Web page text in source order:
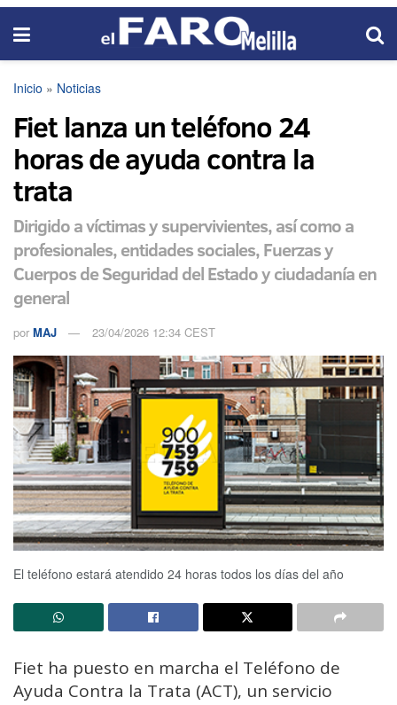
Inicio » Noticias
Fiet lanza un teléfono 24
horas de ayuda contra la
trata
Dirigido a víctimas y supervivientes, así como a
profesionales, entidades sociales, Fuerzas y
Cuerpos de Seguridad del Estado y ciudadanía en
general
por MAJ 23/04/2026 12:34 CEST
El teléfono estará atendido 24 horas todos los días del año
Fiet ha puesto en marcha el Teléfono de
Ayuda Contra la Trata (ACT), un servicio